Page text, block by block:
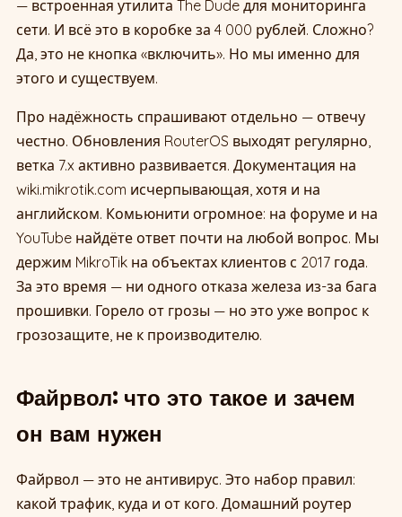
— встроенная утилита The Dude для мониторинга
сети. И всё это в коробке за 4 000 рублей. Сложно?
Да, это не кнопка «включить». Но мы именно для
этого и существуем.
Про надёжность спрашивают отдельно — отвечу
честно. Обновления RouterOS выходят регулярно,
ветка 7.x активно развивается. Документация на
wiki.mikrotik.com исчерпывающая, хотя и на
английском. Комьюнити огромное: на форуме и на
YouTube найдёте ответ почти на любой вопрос. Мы
держим MikroTik на объектах клиентов с 2017 года.
За это время — ни одного отказа железа из-за бага
прошивки. Горело от грозы — но это уже вопрос к
грозозащите, не к производителю.
Файрвол: что это такое и зачем
он вам нужен
Файрвол — это не антивирус. Это набор правил:
какой трафик, куда и от кого. Домашний роутер